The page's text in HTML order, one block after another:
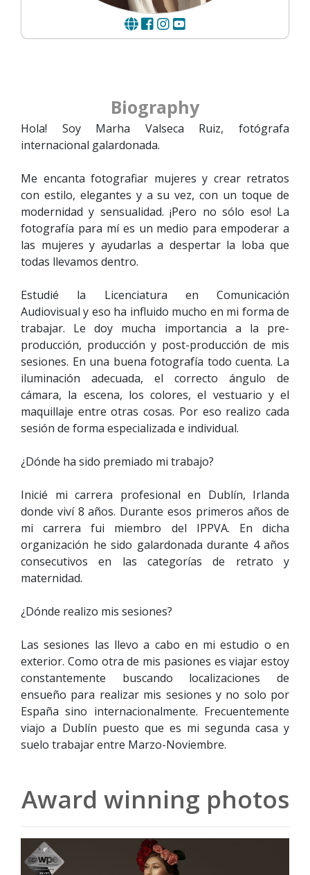
Biography
Hola! Soy Marha Valseca Ruiz, fotógrafa
internacional galardonada.
Me encanta fotografiar mujeres y crear retratos
con estilo, elegantes y a su vez, con un toque de
modernidad y sensualidad. ¡Pero no sólo eso! La
fotografía para mí es un medio para empoderar a
las mujeres y ayudarlas a despertar la loba que
todas llevamos dentro.
Estudié la Licenciatura en Comunicación
Audiovisual y eso ha influido mucho en mi forma de
trabajar. Le doy mucha importancia a la pre-
producción, producción y post-producción de mis
sesiones. En una buena fotografía todo cuenta. La
iluminación adecuada, el correcto ángulo de
cámara, la escena, los colores, el vestuario y el
maquillaje entre otras cosas. Por eso realizo cada
sesión de forma especializada e individual.
¿Dónde ha sido premiado mi trabajo?
Inicié mi carrera profesional en Dublín, Irlanda
donde viví 8 años. Durante esos primeros años de
mi carrera fui miembro del IPPVA. En dicha
organización he sido galardonada durante 4 años
consecutivos en las categorías de retrato y
maternidad.
¿Dónde realizo mis sesiones?
Las sesiones las llevo a cabo en mi estudio o en
exterior. Como otra de mis pasiones es viajar estoy
constantemente buscando localizaciones de
ensueño para realizar mis sesiones y no solo por
España sino internacionalmente. Frecuentemente
viajo a Dublín puesto que es mi segunda casa y
suelo trabajar entre Marzo-Noviembre.
Award winning photos